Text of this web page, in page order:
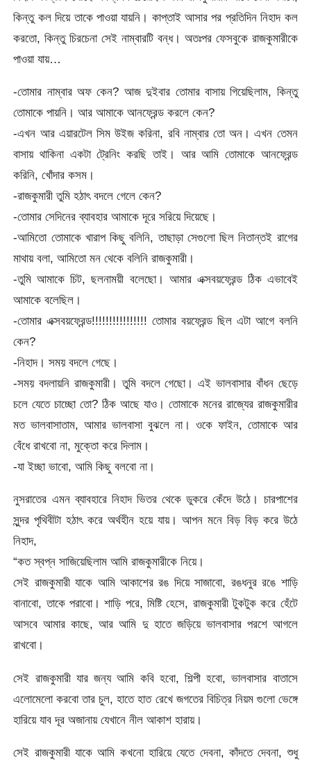
কিন্তু কল দিয়ে তাকে পাওয়া যায়নি। কাপ্তাই আসার পর প্রতিদিন নিহাদ কল
করতো, কিন্তু চিরচেনা সেই নাম্বারটি বন্ধ। অতঃপর ফেসবুকে রাজকুমারীকে
পাওয়া যায়…
-তোমার নাম্বার অফ কেন? আজ দুইবার তোমার বাসায় গিয়েছিলাম, কিন্তু
তোমাকে পায়নি। আর আমাকে আনফ্রেন্ড করলে কেন?
-এখন আর এয়ারটেল সিম উইজ করিনা, রবি নাম্বার তো অন। এখন তেমন
বাসায় থাকিনা একটা ট্রেনিং করছি তাই। আর আমি তোমাকে আনফ্রেন্ড
করিনি, খোঁদার কসম।
-রাজকুমারী তুমি হঠাৎ বদলে গেলে কেন?
-তোমার সেদিনের ব্যাবহার আমাকে দূরে সরিয়ে দিয়েছে।
-আমিতো তোমাকে খারাপ কিছু বলিনি, তাছাড়া সেগুলো ছিল নিতান্তই রাগের
মাথায় বলা, আমিতো মন থেকে বলিনি রাজকুমারী।
-তুমি আমাকে চিট, ছলনাময়ী বলেছো। আমার এক্সবয়ফ্রেন্ড ঠিক এভাবেই
আমাকে বলেছিল।
-তোমার এক্সবয়ফ্রেন্ড!!!!!!!!!!!!!!!! তোমার বয়ফ্রেন্ড ছিল এটা আগে বলনি
কেন?
-নিহাদ। সময় বদলে গেছে।
-সময় বদলায়নি রাজকুমারী। তুমি বদলে গেছো। এই ভালবাসার বাঁধন ছেড়ে
চলে যেতে চাচ্ছো তো? ঠিক আছে যাও। তোমাকে মনের রাজ্যের রাজকুমারীর
মত ভালবাসাতাম, আমার ভালবাসা বুঝলে না। ওকে ফাইন, তোমাকে আর
বেঁধে রাখবো না, মুক্তো করে দিলাম।
-যা ইচ্ছা ভাবো, আমি কিছু বলবো না।
নুসরাতের এমন ব্যাবহারে নিহাদ ভিতর থেকে ডুকরে কেঁদে উঠে। চারপাশের
সুন্দর পৃথিবীটা হঠাৎ করে অর্থহীন হয়ে যায়। আপন মনে বিড় বিড় করে উঠে
নিহাদ,
“কত স্বপ্ন সাজিয়েছিলাম আমি রাজকুমারীকে নিয়ে।
সেই রাজকুমারী যাকে আমি আকাশের রঙ দিয়ে সাজাবো, রঙধনুর রঙে শাড়ি
বানাবো, তাকে পরাবো। শাড়ি পরে, মিষ্টি হেসে, রাজকুমারী টুকটুক করে হেঁটে
আসবে আমার কাছে, আর আমি দু হাতে জড়িয়ে ভালবাসার পরশে আগলে
রাখবো।
সেই রাজকুমারী যার জন্য আমি কবি হবো, শিল্পী হবো, ভালবাসার বাতাসে
এলোমেলো করবো তার চুল, হাতে হাত রেখে জগতের বিচিত্র নিয়ম গুলো ভেঙ্গে
হারিয়ে যাব দূর অজানায় যেখানে নীল আকাশ হারায়।
সেই রাজকুমারী যাকে আমি কখনো হারিয়ে যেতে দেবনা, কাঁদতে দেবনা, শুধু